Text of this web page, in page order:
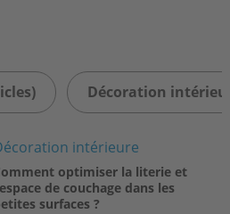
Décoration
intérieure
optimiser la literie et
de couchage dans les
surfaces ?